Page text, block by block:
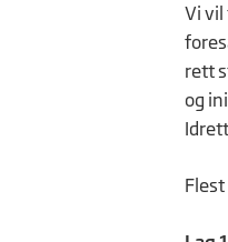
Vi vil
rett
og